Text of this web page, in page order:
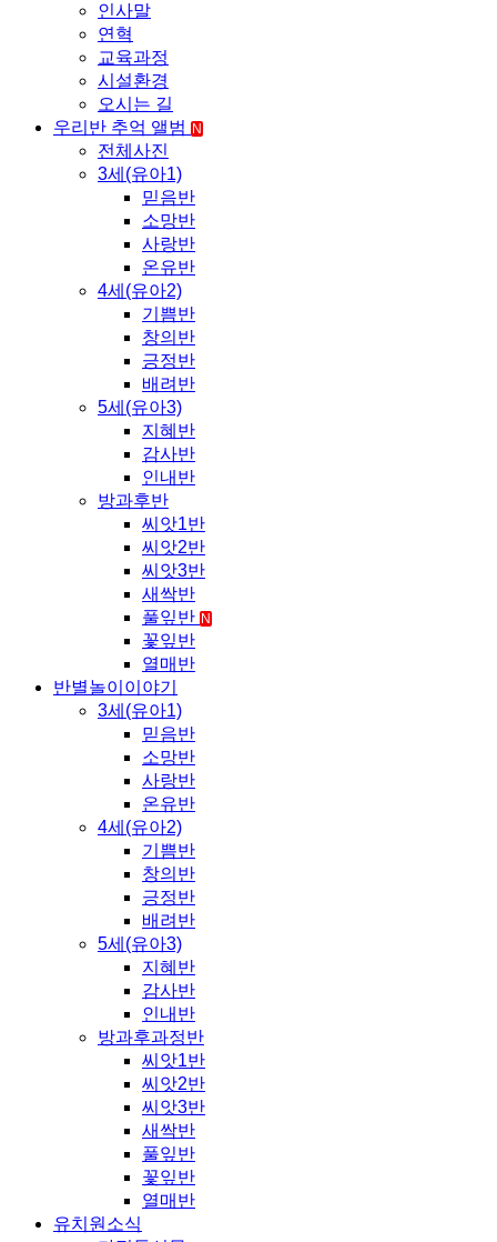
인사말
연혁
교육과정
시설환경
오시는 길
우리반 추억 앨범
N
전체사진
3세(유아1)
믿음반
소망반
사랑반
온유반
4세(유아2)
기쁨반
창의반
긍정반
배려반
5세(유아3)
지혜반
감사반
인내반
방과후반
씨앗1반
씨앗2반
씨앗3반
새싹반
풀잎반 N
꽃잎반
열매반
반별놀이이야기
3세(유아1)
믿음반
소망반
사랑반
온유반
4세(유아2)
기쁨반
창의반
긍정반
배려반
5세(유아3)
지혜반
감사반
인내반
방과후과정반
씨앗1반
씨앗2반
씨앗3반
새싹반
풀잎반
꽃잎반
열매반
유치원소식